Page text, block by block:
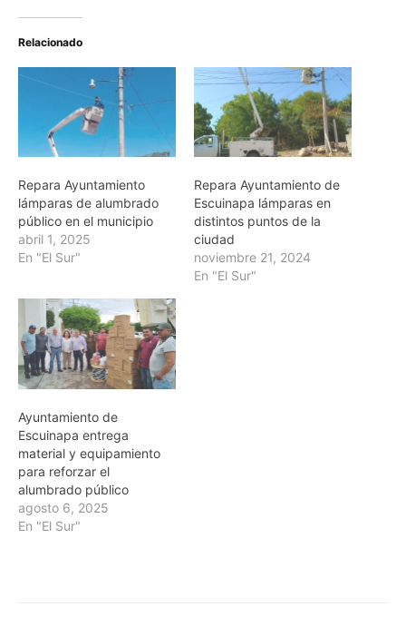
Relacionado
Repara Ayuntamiento
lámparas de alumbrado
público en el municipio
abril 1, 2025
En "El Sur"
Repara Ayuntamiento de
Escuinapa lámparas en
distintos puntos de la
ciudad
noviembre 21, 2024
En "El Sur"
Ayuntamiento de
Escuinapa entrega
material y equipamiento
para reforzar el
alumbrado público
agosto 6, 2025
En "El Sur"